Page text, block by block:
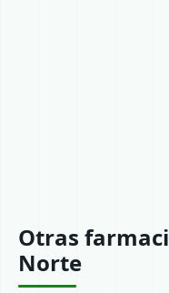
Otras
Norte